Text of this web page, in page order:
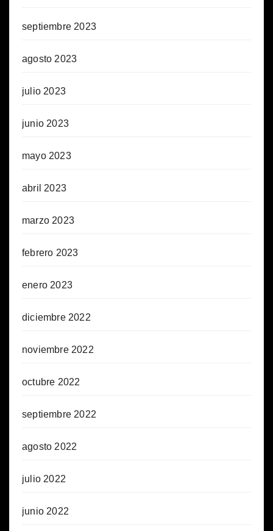
septiembre 2023
agosto 2023
julio 2023
junio 2023
mayo 2023
abril 2023
marzo 2023
febrero 2023
enero 2023
diciembre 2022
noviembre 2022
octubre 2022
septiembre 2022
agosto 2022
julio 2022
junio 2022